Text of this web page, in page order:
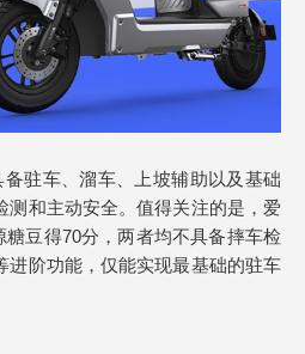
驻车、溜车、上坡辅助以及基础
测和主动安全。值得关注的是，爱
豆得70分，两者均不具备摔车检
进阶功能，仅能实现最基础的驻车